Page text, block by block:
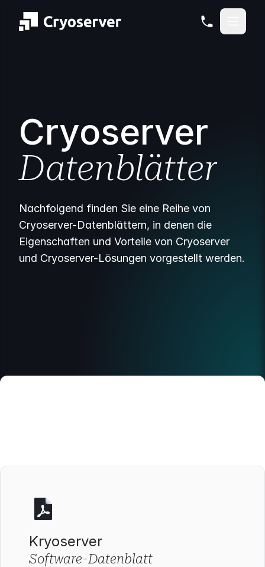
Cryoserver
Datenblätter
Nachfolgend finden Sie eine Reihe von
Cryoserver-Datenblättern, in denen die
Eigenschaften und Vorteile von Cryoserver
und Cryoserver-Lösungen vorgestellt werden.
Kryoserver
Software-Datenblatt